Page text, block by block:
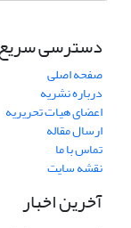
دسترسی
صفحه اصلی
درباره نشریه
اعضای هیات تحریریه
ارسال مقاله
تماس با ما
نقشه سایت
آخرین اخبار